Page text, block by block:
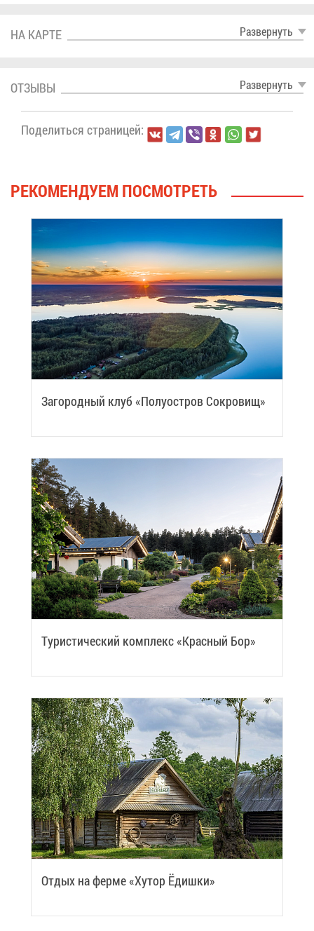
Раз­вер­нуть
НА КАР­ТЕ
Раз­вер­нуть
ОТ­ЗЫ­ВЫ
По­де­лить­ся стра­ни­цей:
РЕ­КО­МЕН­ДУ­ЕМ ПО­СМОТ­РЕТЬ
За­го­род­ный клуб «По­лу­ост­ров Со­кро­вищ»
Ту­ри­сти­че­ский ком­плекс «Крас­ный Бор»
От­дых на фер­ме «Ху­тор Ёдиш­ки»